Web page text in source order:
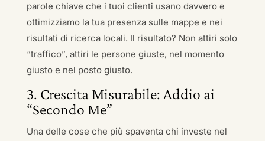
parole chiave che i tuoi clienti usano davvero e
ottimizziamo la tua presenza sulle mappe e nei
risultati di ricerca locali. Il risultato? Non attiri solo
“traffico”, attiri le persone giuste, nel momento
giusto e nel posto giusto.
3. Crescita Misurabile: Addio ai
“Secondo Me”
Una delle cose che più spaventa chi investe nel